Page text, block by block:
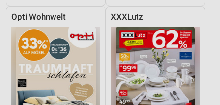
Opti Wohnwelt XXXLutz